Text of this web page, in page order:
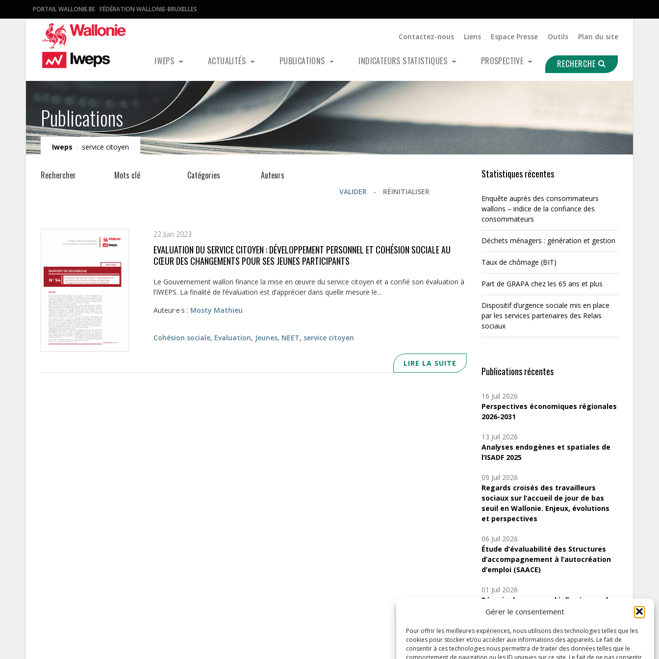
Gérer le consentement
Pour offrir les meilleures expériences, nous utilisons des technologies telles que les
cookies pour stocker et/ou accéder aux informations des appareils. Le fait de
consentir à ces technologies nous permettra de traiter des données telles que le
comportement de navigation ou les ID uniques sur ce site. Le fait de ne pas consentir
PORTAIL WALLONIE.BE FÉDÉRATION WALLONIE-BRUXELLES
Contactez-nous Liens Espace Presse Outils Plan du site
IWEPS ACTUALITÉS PUBLICATIONS INDICATEURS STATISTIQUES PROSPECTIVE RECHERCHE
Publications
Iweps / service citoyen
Rechercher Mots clé Catégories Auteurs
VALIDER - RÉINITIALISER
22 Juin 2023
EVALUATION DU SERVICE CITOYEN : DÉVELOPPEMENT PERSONNEL ET COHÉSION SOCIALE AU
CŒUR DES CHANGEMENTS POUR SES JEUNES PARTICIPANTS
Le Gouvernement wallon finance la mise en œuvre du service citoyen et a confié son évaluation à
l’IWEPS. La finalité de l’évaluation est d’apprécier dans quelle mesure le...
Auteur·e·s : Mosty Mathieu
Cohésion sociale, Evaluation, Jeunes, NEET, service citoyen
LIRE LA SUITE
Statistiques récentes
Enquête auprès des consommateurs
wallons – indice de la confiance des
consommateurs
Déchets ménagers : génération et gestion
Taux de chômage (BIT)
Part de GRAPA chez les 65 ans et plus
Dispositif d’urgence sociale mis en place
par les services partenaires des Relais
sociaux
Publications récentes
16 Juil 2026
Perspectives économiques régionales
2026-2031
13 Juil 2026
Analyses endogènes et spatiales de
l’ISADF 2025
09 Juil 2026
Regards croisés des travailleurs
sociaux sur l’accueil de jour de bas
seuil en Wallonie. Enjeux, évolutions
et perspectives
06 Juil 2026
Étude d’évaluabilité des Structures
d’accompagnement à l’autocréation
d’emploi (SAACE)
01 Juil 2026
Pénurie du personnel infirmier :quels
indicateurs d’offre de soins pour